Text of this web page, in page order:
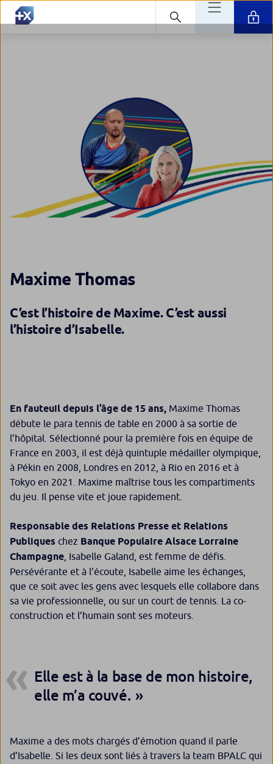
Maxime Thomas
C’est l’histoire de Maxime. C’est aussi
l’histoire d’Isabelle.
En fauteuil depuis l’âge de 15 ans, Maxime Thomas
débute le para tennis de table en 2000 à sa sortie de
l’hôpital. Sélectionné pour la première fois en équipe de
France en 2003, il est déjà quintuple médailler olympique,
à Pékin en 2008, Londres en 2012, à Rio en 2016 et à
Tokyo en 2021. Maxime maîtrise tous les compartiments
du jeu. Il pense vite et joue rapidement.
Responsable des Relations Presse et Relations
Publiques chez Banque Populaire Alsace Lorraine
Champagne , Isabelle Galand, est femme de défis.
Persévérante et à l’écoute, Isabelle aime les échanges,
que ce soit avec les gens avec lesquels elle collabore dans
sa vie professionnelle, ou sur un court de tennis. La co-
construction et l’humain sont ses moteurs.
Elle est à la base de mon histoire,
elle m’a couvé.
Maxime a des mots chargés d’émotion quand il parle
d’Isabelle. Si les deux sont liés à travers la team BPALC qui